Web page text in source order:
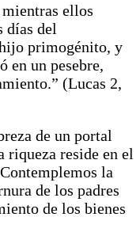
ellos
días del
primogénito, y
en un pesebre,
(Lucas 2,
de un portal
riqueza reside en el
la
de los padres
de los bienes